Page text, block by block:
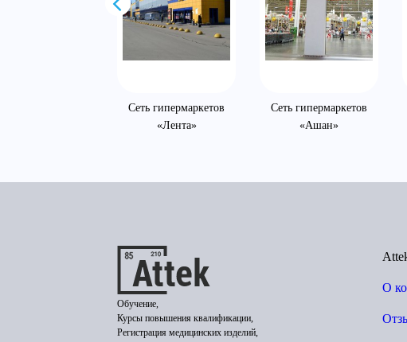
Сеть гипермаркетов
«Лента»
Сеть гипермаркетов
«Ашан»
Обучение,
Курсы повышения квалификации,
Регистрация медицинских изделий,
О